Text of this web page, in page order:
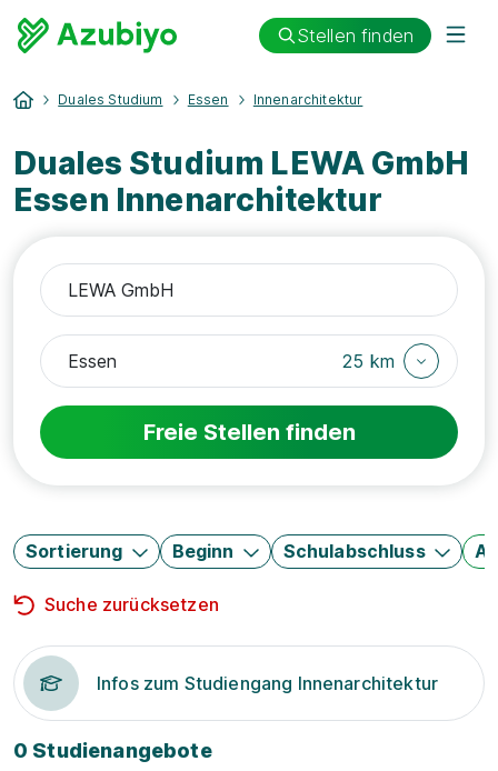
Stellen finden
Duales Studium Essen Innenarchitektur
Duales Studium LEWA GmbH
Essen Innenarchitektur
25 km
Freie Stellen finden
Sortierung Beginn Schulabschluss
Suche zurücksetzen
Infos zum Studiengang Innenarchitektur
0 Studienangebote